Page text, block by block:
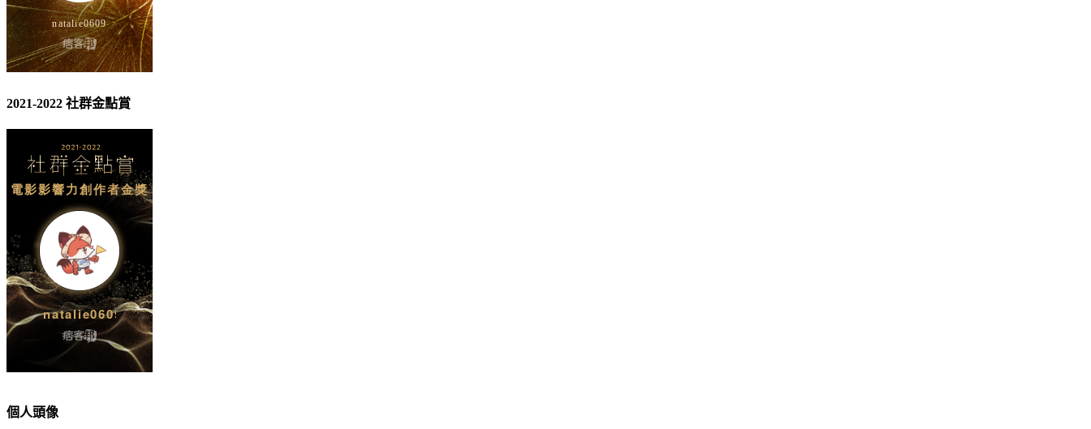
2021-2022 社群金點賞
個人頭像